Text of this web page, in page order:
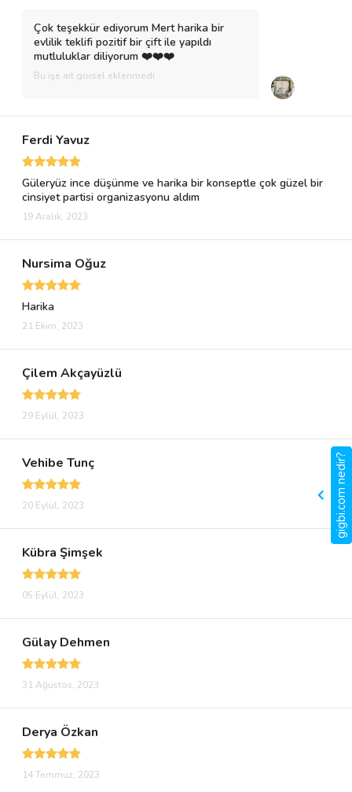
Çok teşekkür ediyorum Mert harika bir
evlilik teklifi pozitif bir çift ile yapıldı
mutluluklar diliyorum ❤️❤️❤️
Bu işe ait görsel eklenmedi.
Ferdi Yavuz
Güleryüz ince düşünme ve harika bir konseptle çok güzel bir
cinsiyet partisi organizasyonu aldım
19 Aralık, 2023
Nursima Oğuz
Harika
21 Ekim, 2023
Çilem Akçayüzlü
29 Eylül, 2023
Vehibe Tunç
20 Eylül, 2023
Kübra Şimşek
05 Eylül, 2023
Gülay Dehmen
31 Ağustos, 2023
Derya Özkan
14 Temmuz, 2023
gigbi.com nedir?